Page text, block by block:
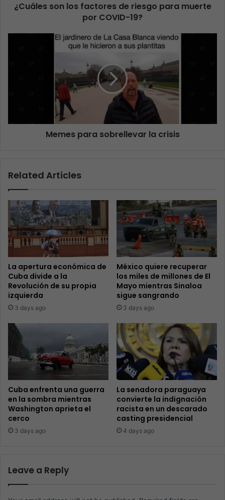
¿Cuáles son los factores de riesgo para muerte
por COVID-19?
Memes para sobrellevar la crisis
Related Articles
La apertura económica de
Cuba divide a la
Revolución de su propia
izquierda
3 days ago
México quiere recuperar
los miles de millones de El
Mayo mientras Sinaloa
sigue sangrando
3 days ago
Cuba enfrenta una guerra
en la sombra mientras
Washington aprieta el
cerco
3 days ago
La senadora paraguaya
convierte la indignación
racista en un descarado
casting presidencial
4 days ago
Leave a Reply